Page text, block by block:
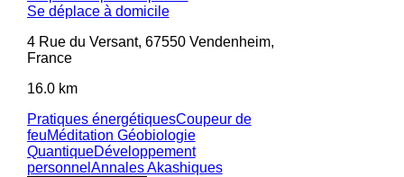
Se déplace à domicile
4 Rue du Versant, 67550 Vendenheim,
France
16.0 km
Pratiques énergétiquesCoupeur de
feuMéditation Géobiologie
QuantiqueDéveloppement
personnel Annales Akashiques